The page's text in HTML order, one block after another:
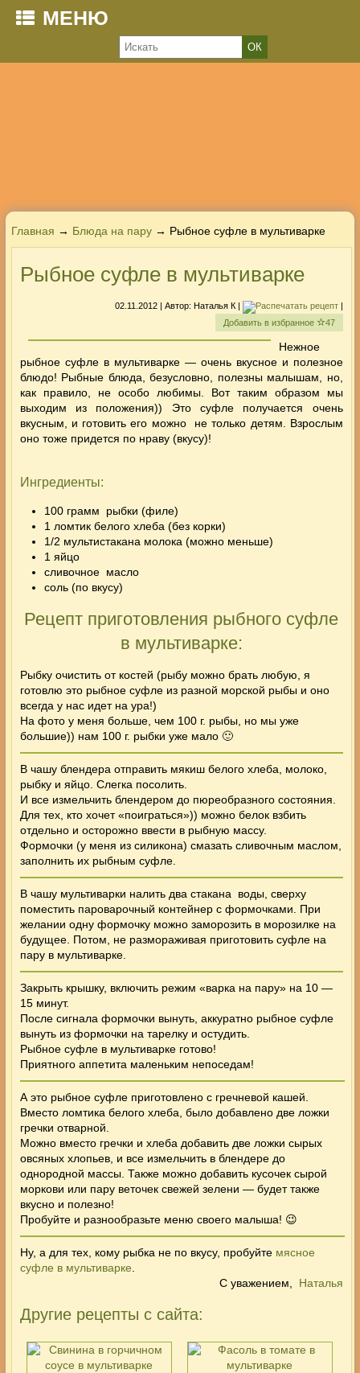
МЕНЮ
Главная → Блюда на пару→ Рыбное суфле в мультиварке
Рыбное суфле в мультиварке
02.11.2012 | Автор: Наталья К|
|
Добавить в избранное
47
Нежное
рыбное суфле в мультиварке —очень вкусное и полезное
блюдо! Рыбные блюда, безусловно, полезны малышам, но,
как правило, не особо любимы. Вот таким образом мы
выходим из положения)) Это суфле получается очень
вкусным, и готовить его можно не только детям. Взрослым
оно тоже придется по нраву (вкусу)!
Ингредиенты:
100 грамм рыбки (филе)
1 ломтик белого хлеба (без корки)
1/2 мультистакана молока (можно меньше)
1 яйцо
сливочное масло
соль (по вкусу)
Рецепт приготовления рыбного суфле
в мультиварке:
Рыбку очистить от костей (рыбу можно брать любую, я
готовлю это рыбное суфле из разной морской рыбы и оно
всегда у нас идет на ура!)
На фото у меня больше, чем 100 г. рыбы, но мы уже
большие)) нам 100 г. рыбки уже мало 🙂
В чашу блендера отправить мякиш белого хлеба, молоко,
рыбку и яйцо. Слегка посолить.
И все измельчить блендером до пюреобразного состояния.
Для тех, кто хочет «поиграться»)) можно белок взбить
отдельно и осторожно ввести в рыбную массу.
Формочки (у меня из силикона) смазать сливочным маслом,
заполнить их рыбным суфле.
В чашу мультиварки налить два стакана воды, сверху
поместить пароварочный контейнер с формочками. При
желании одну формочку можно заморозить в морозилке на
будущее. Потом, не размораживая приготовить суфле на
пару в мультиварке.
Закрыть крышку, включить режим «варка на пару» на 10 —
15 минут.
После сигнала формочки вынуть, аккуратно рыбное суфле
вынуть из формочки на тарелку и остудить.
Рыбное суфле в мультиваркеготово!
Приятного аппетита маленьким непоседам!
А это рыбное суфле приготовлено с гречневой кашей.
Вместо ломтика белого хлеба, было добавлено две ложки
гречки отварной.
Можно вместо гречки и хлеба добавить две ложки сырых
овсяных хлопьев, и все измельчить в блендере до
однородной массы. Также можно добавить кусочек сырой
моркови или пару веточек свежей зелени — будет также
вкусно и полезно!
Пробуйте и разнообразьте меню своего малыша! 😉
Ну, а для тех, кому рыбка не по вкусу, пробуйте мясное
суфле в мультиварке
С уважением, Наталья
Другие рецепты с сайта: